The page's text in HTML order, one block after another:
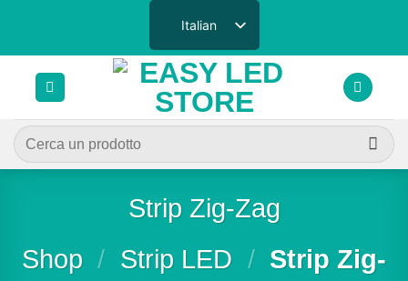
contenuti
Italian
Cerca:
Strip Zig-Zag
Shop / Strip LED / Strip Zig-